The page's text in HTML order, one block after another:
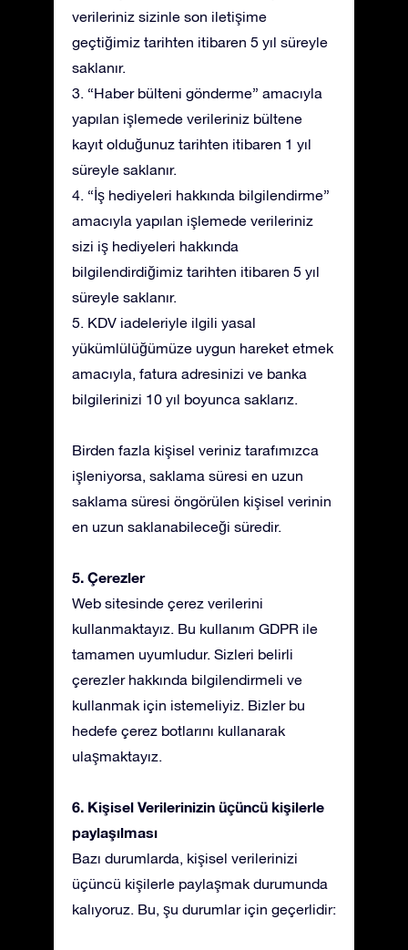
verileriniz sizinle son iletişime
geçtiğimiz tarihten itibaren 5 yıl süreyle
saklanır.
3. “Haber bülteni gönderme” amacıyla
yapılan işlemede verileriniz bültene
kayıt olduğunuz tarihten itibaren 1 yıl
süreyle saklanır.
4. “İş hediyeleri hakkında bilgilendirme”
amacıyla yapılan işlemede verileriniz
sizi iş hediyeleri hakkında
bilgilendirdiğimiz tarihten itibaren 5 yıl
süreyle saklanır.
5. KDV iadeleriyle ilgili yasal
yükümlülüğümüze uygun hareket etmek
amacıyla, fatura adresinizi ve banka
bilgilerinizi 10 yıl boyunca saklarız.
Birden fazla kişisel veriniz tarafımızca
işleniyorsa, saklama süresi en uzun
saklama süresi öngörülen kişisel verinin
en uzun saklanabileceği süredir.
5. Çerezler
Web sitesinde çerez verilerini
kullanmaktayız. Bu kullanım GDPR ile
tamamen uyumludur. Sizleri belirli
çerezler hakkında bilgilendirmeli ve
kullanmak için istemeliyiz. Bizler bu
hedefe çerez botlarını kullanarak
ulaşmaktayız.
6. Kişisel Verilerinizin üçüncü kişilerle
paylaşılması
Bazı durumlarda, kişisel verilerinizi
üçüncü kişilerle paylaşmak durumunda
kalıyoruz. Bu, şu durumlar için geçerlidir: